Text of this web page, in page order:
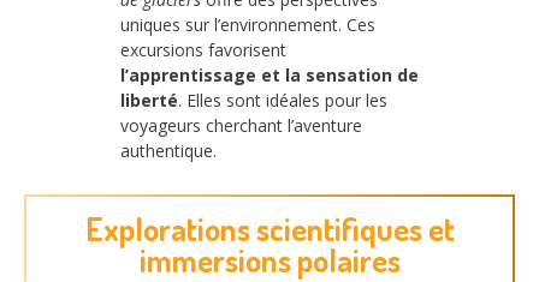
uniques sur l’environnement. Ces
excursions favorisent
l’apprentissage et la sensation de
liberté. Elles sont idéales pour les
voyageurs cherchant l’aventure
authentique.
Explorations scientifiques et
immersions polaires